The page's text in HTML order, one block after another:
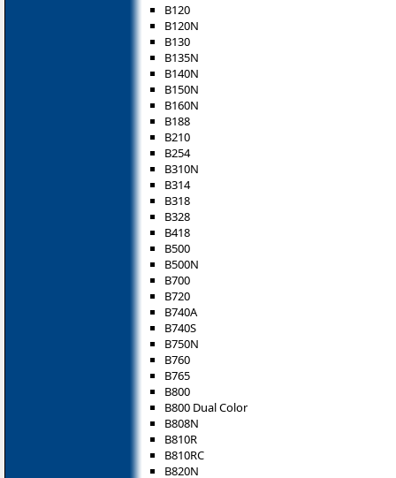
B120
B120N
B130
B135N
B140N
B150N
B160N
B188
B210
B254
B310N
B314
B318
B328
B418
B500
B500N
B700
B720
B740A
B740S
B750N
B760
B765
B800
B800 Dual Color
B808N
B810R
B810RC
B820N